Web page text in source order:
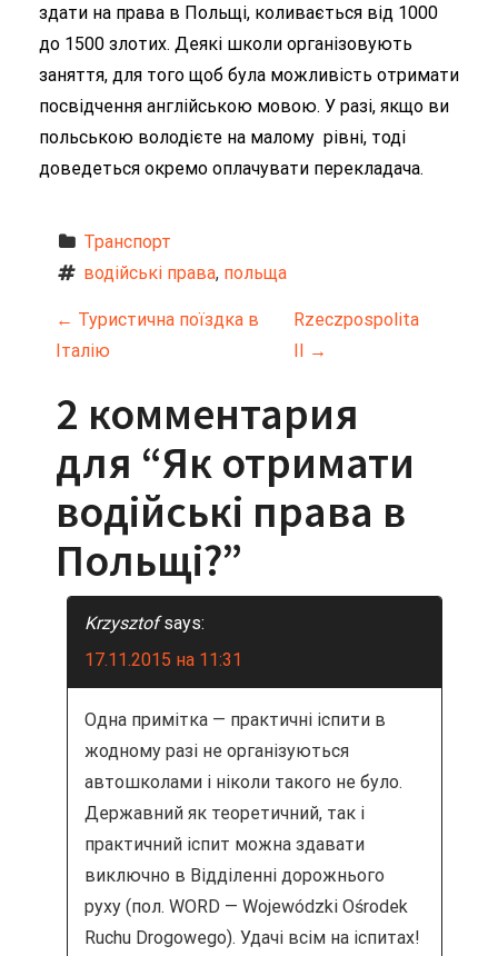
здати на права в Польщі, коливається від 1000
до 1500 злотих. Деякі школи організовують
заняття, для того щоб була можливість отримати
посвідчення англійською мовою. У разі, якщо ви
польською володієте на малому рівні, тоді
доведеться окремо оплачувати перекладача.
Транспорт
водійські права, польща
Н
в
и
г
а
← Туристична поїздка в
Італію
Rzeczpospolita
II →
2 комментария
для “Як отримати
водійські права в
Польщі?”
Krzysztof says:
17.11.2015 на 11:31
Одна примітка — практичні іспити в
жодному разі не організуються
автошколами і ніколи такого не було.
Державний як теоретичний, так і
практичний іспит можна здавати
виключно в Відділенні дорожнього
руху (пол. WORD — Wojewódzki Ośrodek
Ruchu Drogowego). Удачі всім на іспитах!